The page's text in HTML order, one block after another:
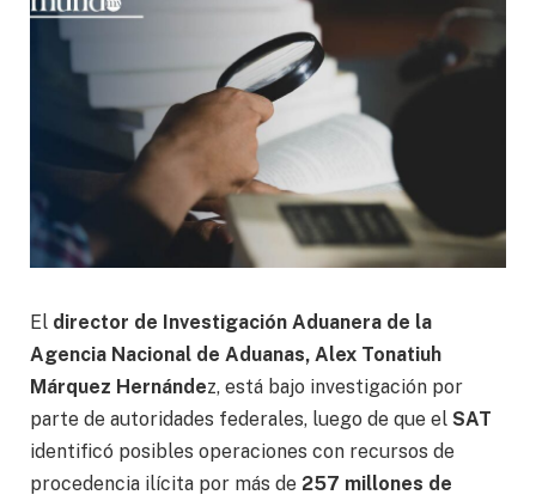
El director de Investigación Aduanera de la
Agencia Nacional de Aduanas, Alex Tonatiuh
Márquez Hernández, está bajo investigación por
parte de autoridades federales, luego de que el SAT
identificó posibles operaciones con recursos de
procedencia ilícita por más de 257 millones de